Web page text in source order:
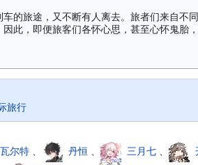
的旅途，又不断有人离去。旅者们来自不
此，即便旅客们各怀心思，甚至心怀鬼
旅行
瓦尔特、 丹恒 三月七、